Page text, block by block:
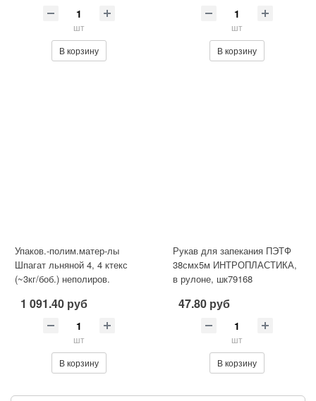
шт
В корзину
шт
В корзину
Упаков.-полим.матер-лы
Шпагат льняной 4, 4 ктекс
(~3кг/боб.) неполиров.
1 091.40 руб
шт
В корзину
Рукав для запекания ПЭТФ
38смх5м ИНТРОПЛАСТИКА,
в рулоне, шк79168
47.80 руб
шт
В корзину